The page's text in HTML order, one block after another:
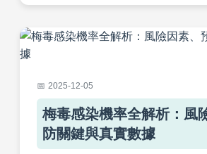
2025-12-05
梅毒感染機率全解析：風
防關鍵與真實數據